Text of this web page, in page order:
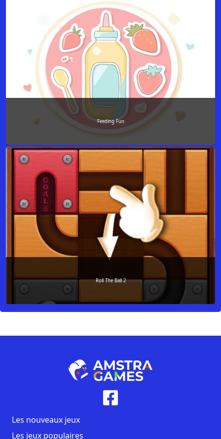
Feeding Fun
Roll The Ball 2
Les nouveaux jeux
Les jeux populaires